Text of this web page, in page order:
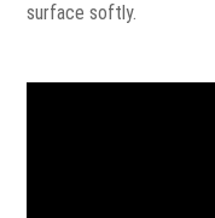
surface softly.